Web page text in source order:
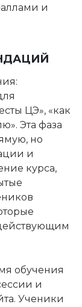
и
ЦЭ», «как
Эта фаза
но
и
курса,
обучения
и
Ученики